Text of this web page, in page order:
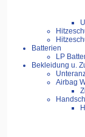
Batterien
LP
Bekleidung u.
Airbag